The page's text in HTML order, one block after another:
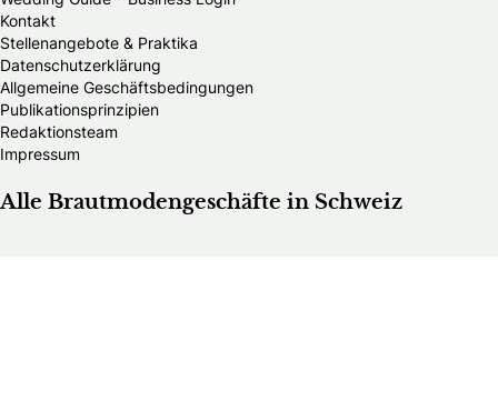
Kontakt
Stellenangebote & Praktika
Datenschutzerklärung
Allgemeine Geschäftsbedingungen
Publikationsprinzipien
Redaktionsteam
Impressum
Alle Brautmodengeschäfte in Schweiz